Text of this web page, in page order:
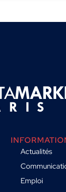
Actualités
Emploi